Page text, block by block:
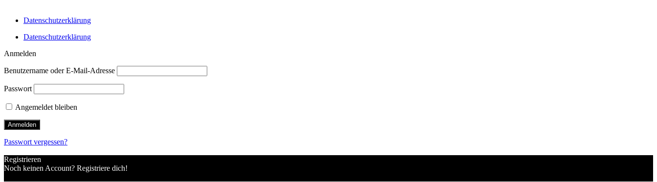
Datenschutzerklärung
Datenschutzerklärung
Anmelden
Benutzername oder E-Mail-Adresse
Passwort
Angemeldet bleiben
Passwort vergessen?
Registrieren
Noch keinen Account? Registriere dich!